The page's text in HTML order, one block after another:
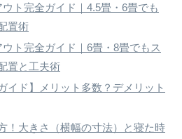
ト完全ガイド｜4.5畳・6畳でも
置術
ト完全ガイド｜6畳・8畳でもス
置と工夫術
イド】メリット多数？デメリット
！大きさ（横幅の寸法）と寝た時